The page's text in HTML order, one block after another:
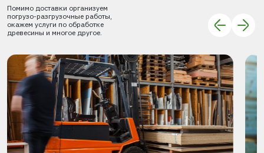
Помимо доставки организуем
погрузо-разгрузочные работы,
окажем услуги по обработке
древесины и многое другое.